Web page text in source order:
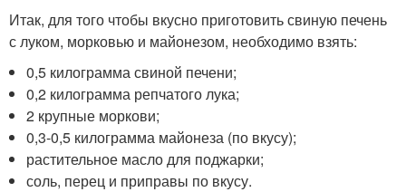
Итак, для того чтобы вкусно приготовить свиную печень
с луком, морковью и майонезом, необходимо взять:
0,5 килограмма свиной печени;
0,2 килограмма репчатого лука;
2 крупные моркови;
0,3-0,5 килограмма майонеза (по вкусу);
растительное масло для поджарки;
соль, перец и приправы по вкусу.